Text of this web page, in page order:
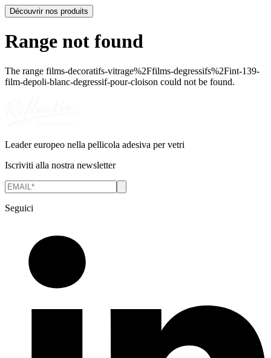
Découvrir nos produits
Range not found
The range films-decoratifs-vitrage%2Ffilms-degressifs%2Fint-139-
film-depoli-blanc-degressif-pour-cloison could not be found.
Leader europeo nella pellicola adesiva per vetri
Iscriviti alla nostra newsletter
Seguici